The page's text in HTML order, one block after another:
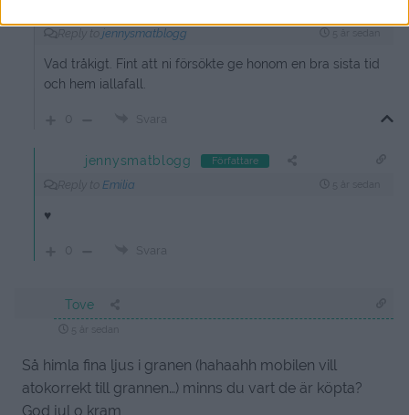
jennysmatblogg
Vad tråkigt. Fint att ni försökte ge honom en bra sista tid
och hem iallafall.
Svara
jennysmatblogg Författare
Emilia
♥
Svara
Tove
Så himla fina ljus i granen (hahaahh mobilen vill
atokorrekt till grannen…) minns du vart de är köpta?
God jul o kram